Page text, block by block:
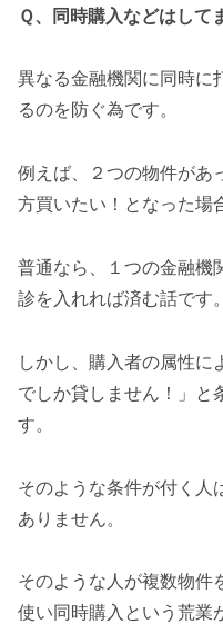
Ｑ、同時購入などはして
異なる金融機関に同時に
るのを防ぐ為です。
例えば、２つの物件があ
方買いたい！となった場
普通なら、１つの金融機
診を入れれば済む話です。
しかし、購入者の属性に
でしか貸しません！」と
す。
そのような条件が付く人
ありません。
そのような人が複数物件
使い同時購入という荒業